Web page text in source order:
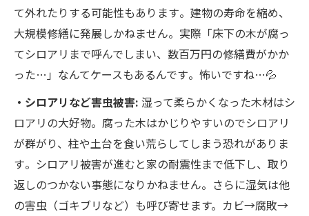
て外れたりする可能性もあります​。建物の寿命を縮め、
大規模修繕に発展しかねません。実際「床下の木が腐っ
てシロアリまで呼んでしまい、数百万円の修繕費がかか
った…」なんてケースもあるんです​。怖いですね…💦
・シロアリなど害虫被害: 湿って柔らかくなった木材はシ
ロアリの大好物。腐った木はかじりやすいのでシロアリ
が群がり、柱や土台を食い荒らしてしまう恐れがありま
す​。シロアリ被害が進むと家の耐震性まで低下し、取り
返しのつかない事態になりかねません​。さらに湿気は他
の害虫（ゴキブリなど）も呼び寄せます。カビ→腐敗→